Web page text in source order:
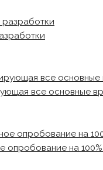
все основные
опробование на